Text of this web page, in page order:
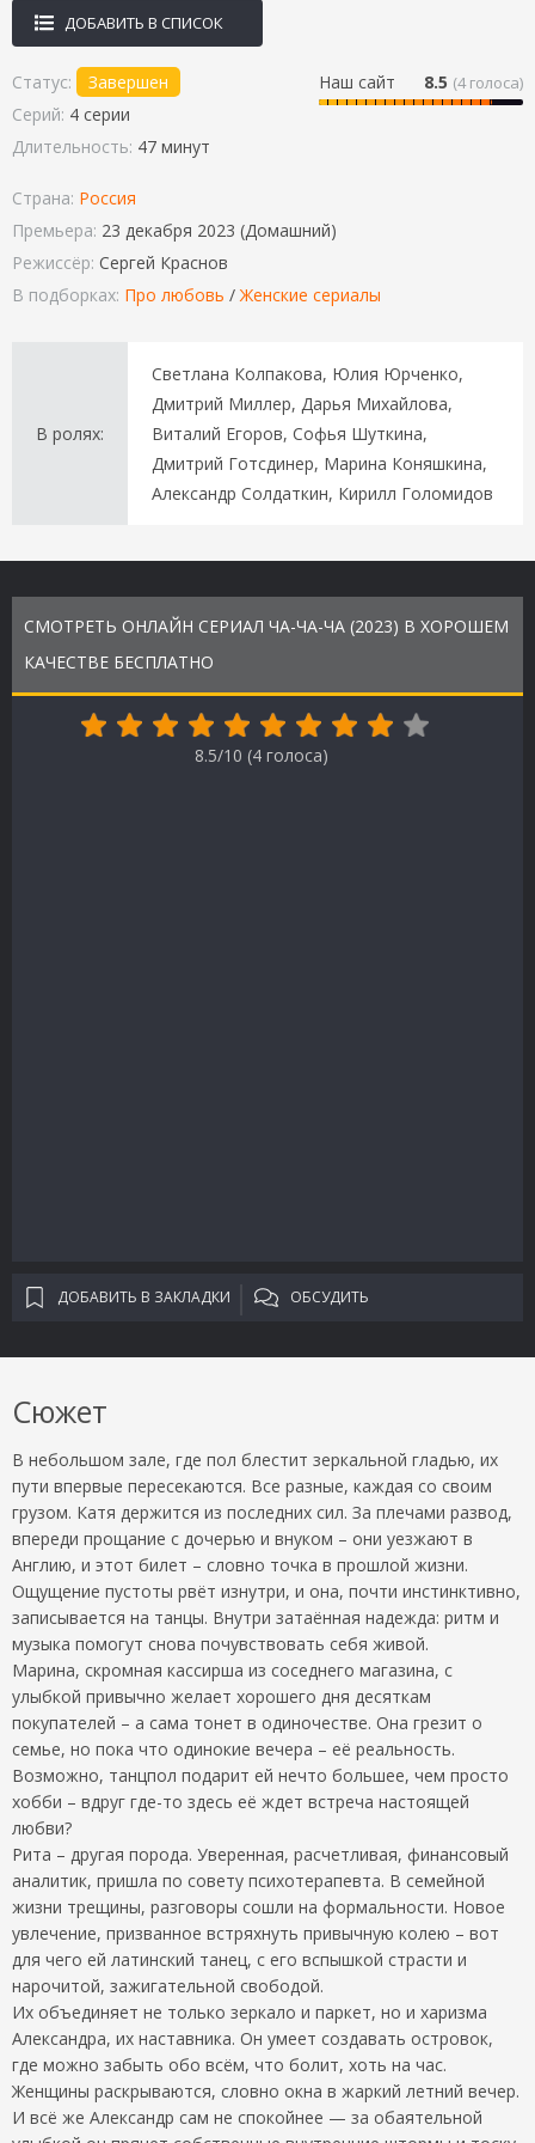
ДОБАВИТЬ В СПИСОК
Наш сайт 8.5 (4голоса)
Статус:
Завершен
Серий: 4 серии
Длительность: 47 минут
Страна: Россия
Премьера: 23 декабря 2023 (Домашний)
Режиссёр: Сергей Краснов
В подборках: Про любовь / Женские сериалы
В ролях:
Светлана Колпакова, Юлия Юрченко,
Дмитрий Миллер, Дарья Михайлова,
Виталий Егоров, Софья Шуткина,
Дмитрий Готсдинер, Марина Коняшкина,
Александр Солдаткин, Кирилл Голомидов
СМОТРЕТЬ ОНЛАЙН СЕРИАЛ ЧА-ЧА-ЧА (2023) В ХОРОШЕМ
КАЧЕСТВЕ БЕСПЛАТНО
8.5/10 (4 голоса)
ДОБАВИТЬ В ЗАКЛАДКИ ОБСУДИТЬ
Сюжет
В небольшом зале, где пол блестит зеркальной гладью, их
пути впервые пересекаются. Все разные, каждая со своим
грузом. Катя держится из последних сил. За плечами развод,
впереди прощание с дочерью и внуком – они уезжают в
Англию, и этот билет – словно точка в прошлой жизни.
Ощущение пустоты рвёт изнутри, и она, почти инстинктивно,
записывается на танцы. Внутри затаённая надежда: ритм и
музыка помогут снова почувствовать себя живой.
Марина, скромная кассирша из соседнего магазина, с
улыбкой привычно желает хорошего дня десяткам
покупателей – а сама тонет в одиночестве. Она грезит о
семье, но пока что одинокие вечера – её реальность.
Возможно, танцпол подарит ей нечто большее, чем просто
хобби – вдруг где-то здесь её ждет встреча настоящей
любви?
Рита – другая порода. Уверенная, расчетливая, финансовый
аналитик, пришла по совету психотерапевта. В семейной
жизни трещины, разговоры сошли на формальности. Новое
увлечение, призванное встряхнуть привычную колею – вот
для чего ей латинский танец, с его вспышкой страсти и
нарочитой, зажигательной свободой.
Их объединяет не только зеркало и паркет, но и харизма
Александра, их наставника. Он умеет создавать островок,
где можно забыть обо всём, что болит, хоть на час.
Женщины раскрываются, словно окна в жаркий летний вечер.
И всё же Александр сам не спокойнее — за обаятельной